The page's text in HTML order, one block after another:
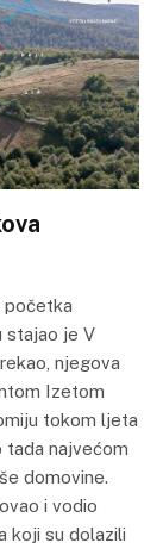
početka
stajao je V
njegova
Izetom
tokom ljeta
tada najvećom
domovine.
i vodio
koji su dolazili